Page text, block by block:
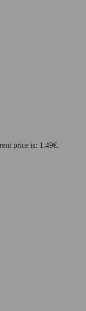
price is: 1.49€.